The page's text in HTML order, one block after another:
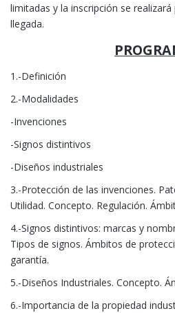
limitadas y la inscripción se
llegada.
1.-Definición
2.-Modalidades
-Invenciones
-Signos distintivos
-Diseños industriales
3.-Protección de las invenciones.
Utilidad. Concepto. Regulación.
4.-Signos distintivos: marcas y
Tipos de signos. Ámbitos de
garantía.
5.-Diseños Industriales. Concepto.
6.-Importancia de la propiedad